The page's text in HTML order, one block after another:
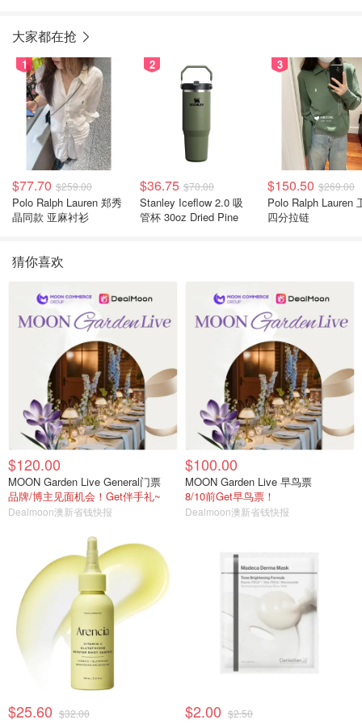
大家都在抢
1
$77.70 $259.00
Polo Ralph Lauren 郑秀
晶同款 亚麻衬衫
2
$36.75 $70.00
Stanley Iceflow 2.0 吸
管杯 30oz Dried Pine
3
$150.50 $269.00
Polo Ralph Lauren 卫衣
四分拉链
猜你喜欢
$120.00
MOON Garden Live General门票
品牌/博主见面机会！Get伴手礼~
Dealmoon澳新省钱快报
$100.00
MOON Garden Live 早鸟票
8/10前Get早鸟票！
Dealmoon澳新省钱快报
$25.60 $32.00 $2.00 $2.50